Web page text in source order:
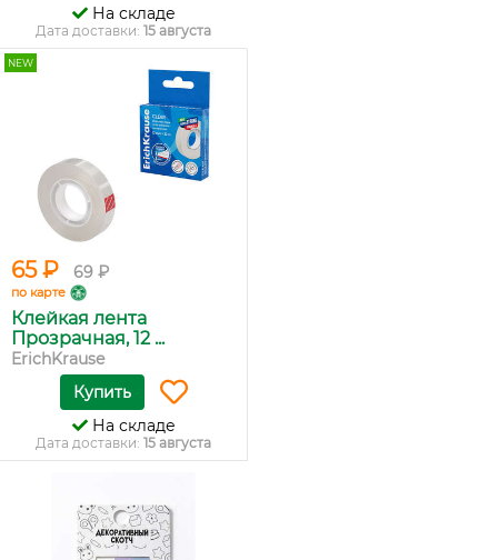
На складе
Дата доставки: 15 августа
NEW
65 ₽ 69 ₽
по карте
Клейкая лента
Прозрачная, 12 ...
ErichKrause
Купить
На складе
Дата доставки: 15 августа